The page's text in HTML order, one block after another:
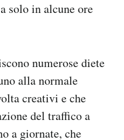
solo in alcune ore
numerose diete
alla normale
creativi e che
del traffico a
a giornate, che